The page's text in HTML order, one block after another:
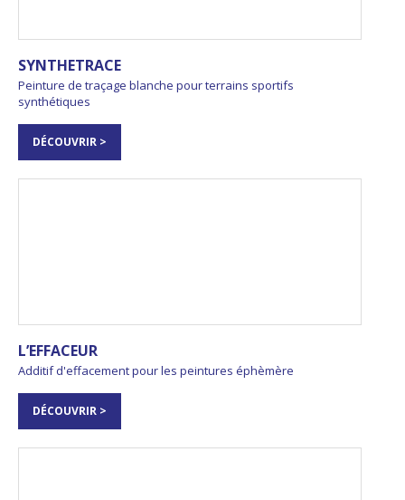
SYNTHETRACE
Peinture de traçage blanche pour terrains sportifs
synthétiques
DÉCOUVRIR >
L’EFFACEUR
Additif d'effacement pour les peintures éphèmère
DÉCOUVRIR >